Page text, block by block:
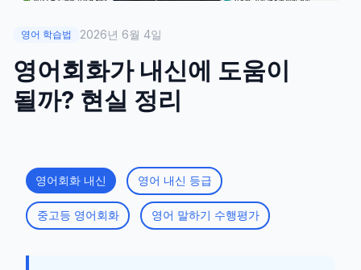
영어 학습법 2026년 6월 4일
영어회화가 내신에 도움이
될까? 현실 정리
영어회화 내신 영어 내신 등급
중고등 영어회화 영어 말하기 수행평가